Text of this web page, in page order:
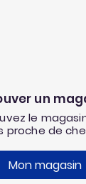
un
le
proche de
Mon magasin